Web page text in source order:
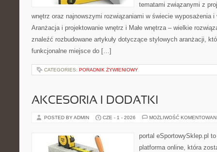
tematami związanymi z
wnętrz oraz najnowszymi rozwiązaniami w świecie wyposażenia
Aranżacja i projektowanie wnętrz i Małe wnętrza – wielkie
znaleźć rozbudowane artykuły dotyczące stylowych aranżacji,
funkcjonalne miejsce do […]
CATEGORIES: PORADNIK ŻYWIENIOWY
AKCESORIA I DODATKI
POSTED BY ADMIN CZE - 1 - 2026 MOŻLIWOŚĆ
portal eSportowySklep.pl
platforma online, która